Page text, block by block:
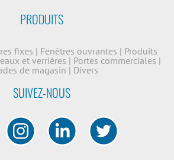
PRODUITS
fixes | Fenêtres ouvrantes | Produits
et verrières | Portes commerciales |
de magasin | Divers
SUIVEZ-NOUS